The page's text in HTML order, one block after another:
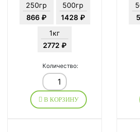
250гр
866 ₽
500гр
1428 ₽
1кг
2772 ₽
Количество:
В КОРЗИНУ